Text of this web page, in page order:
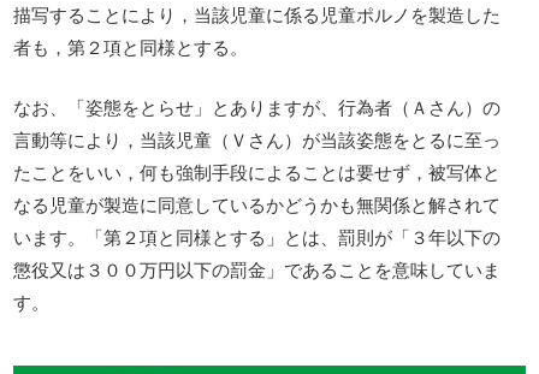
描写することにより，当該児童に係る児童ポルノを製造した
者も，第２項と同様とする。
なお、「姿態をとらせ」とありますが、行為者（Ａさん）の
言動等により，当該児童（Ｖさん）が当該姿態をとるに至っ
たことをいい，何も強制手段によることは要せず，被写体と
なる児童が製造に同意しているかどうかも無関係と解されて
います。「第２項と同様とする」とは、罰則が「３年以下の
懲役又は３００万円以下の罰金」であることを意味していま
す。